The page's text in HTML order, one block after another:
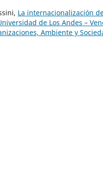
La internacionalización
de Los Andes –
Ambiente y